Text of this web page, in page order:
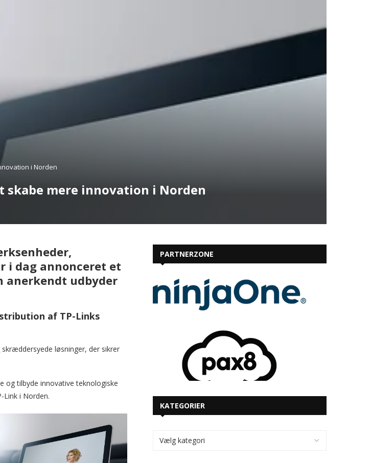
i Norden
skabe mere innovation i Norden
i dag annonceret et
anerkendt udbyder
af TP-Links
løsninger, der sikrer
og tilbyde innovative teknologiske
Link i Norden.
PARTNERZONE
KATEGORIER